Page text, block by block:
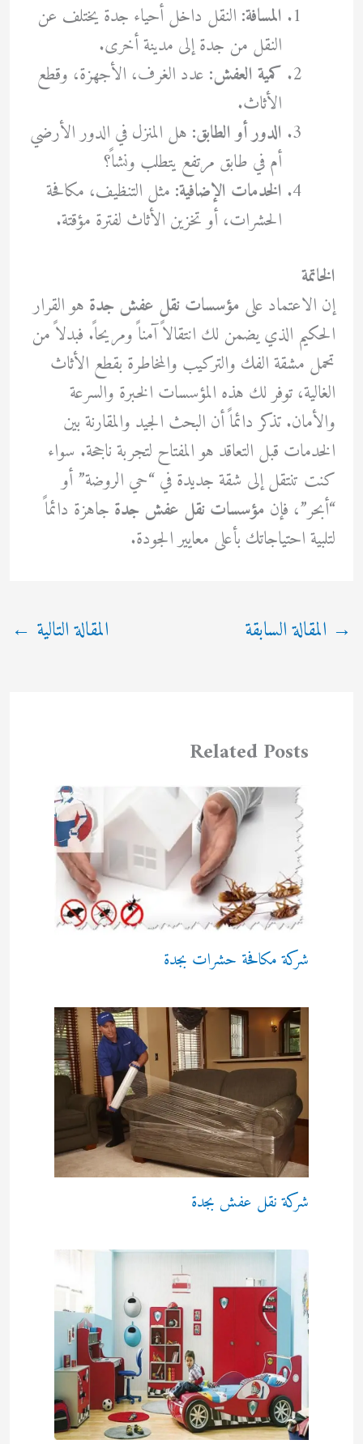
المسافة: النقل داخل أحياء جدة يختلف عن
النقل من جدة إلى مدينة أخرى.
كمية العفش: عدد الغرف، الأجهزة، وقطع
الأثاث.
الدور أو الطابق: هل المنزل في الدور الأرضي
أم في طابق مرتفع يتطلب ونشاً؟
الخدمات الإضافية: مثل التنظيف، مكافحة
الحشرات، أو تخزين الأثاث لفترة مؤقتة.
الخاتمة
إن الاعتماد على مؤسسات نقل عفش جدة هو القرار
الحكيم الذي يضمن لك انتقالاً آمناً ومريحاً. فبدلاً من
تحمل مشقة الفك والتركيب والمخاطرة بقطع الأثاث
الغالية، توفر لك هذه المؤسسات الخبرة والسرعة
والأمان. تذكر دائماً أن البحث الجيد والمقارنة بين
الخدمات قبل التعاقد هو المفتاح لتجربة ناجحة. سواء
كنت تنتقل إلى شقة جديدة في “حي الروضة” أو
“أبحر”، فإن مؤسسات نقل عفش جدة جاهزة دائماً
لتلبية احتياجاتك بأعلى معايير الجودة.
→ المقالة السابقة المقالة التالية ←
Related Posts
شركة مكافحة حشرات بجدة
شركة نقل عفش بجدة